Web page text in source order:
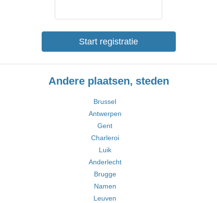
Start registratie
Andere plaatsen, steden
Brussel
Antwerpen
Gent
Charleroi
Luik
Anderlecht
Brugge
Namen
Leuven